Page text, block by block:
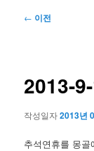
글
션
← 이전
2013-
작성일자2013년
추석연휴를 몽